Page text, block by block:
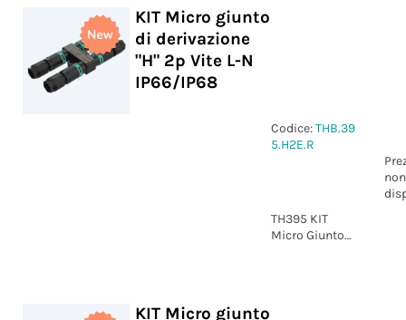
KIT Micro giunto
di derivazione
"H" 2p Vite L-N
IP66/IP68
Codice:THB.39
5.H2E.R
non
TH395 KIT
Micro Giunto
KIT Micro giunto